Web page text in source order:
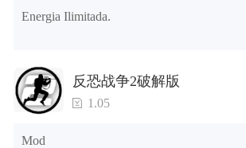
Energia Ilimitada.
反恐战争2破解版
1.05
Mod